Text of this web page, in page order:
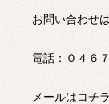
お問い合わせは
電話：０４６
メールはコチラ